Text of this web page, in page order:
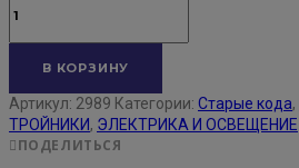
В КОРЗИНУ
Артикул: 2989 Категории: Старые кода,
ТРОЙНИКИ, ЭЛЕКТРИКА И ОСВЕЩЕНИЕ
ПОДЕЛИТЬСЯ